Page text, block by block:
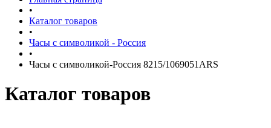
•
Каталог товаров
•
Часы с символикой - Россия
•
Часы с символикой-Россия 8215/1069051ARS
Каталог товаров